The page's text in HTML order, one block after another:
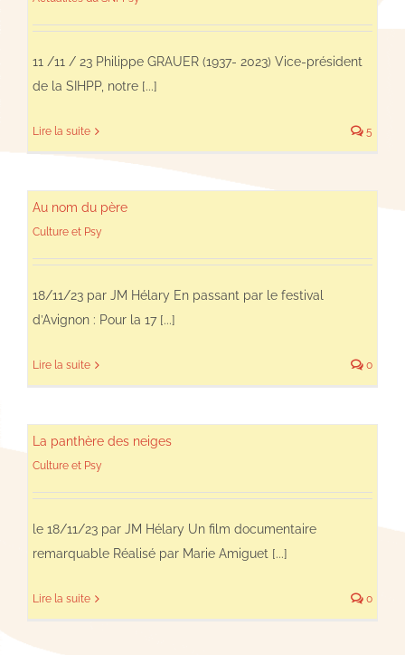
11 /11 / 23 Philippe GRAUER (1937- 2023) Vice-président
de la SIHPP, notre [...]
Lire la suite 5
Au nom du père
Culture et Psy
18/11/23 par JM Hélary En passant par le festival
d’Avignon : Pour la 17 [...]
Lire la suite 0
La panthère des neiges
Culture et Psy
le 18/11/23 par JM Hélary Un film documentaire
remarquable Réalisé par Marie Amiguet [...]
Lire la suite 0